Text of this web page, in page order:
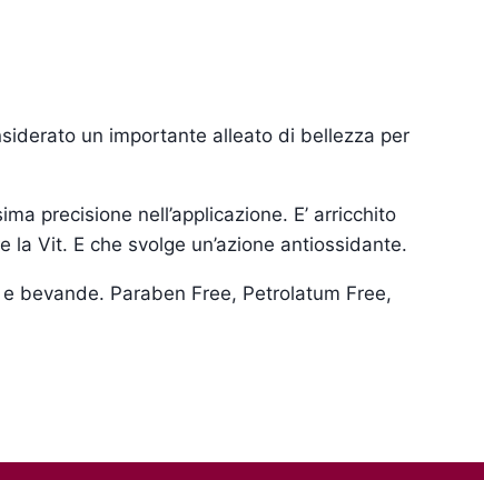
un importante alleato di bellezza per
precisione nell’applicazione. E’ arricchito
Vit. E che svolge un’azione antiossidante.
bevande. Paraben Free, Petrolatum Free,